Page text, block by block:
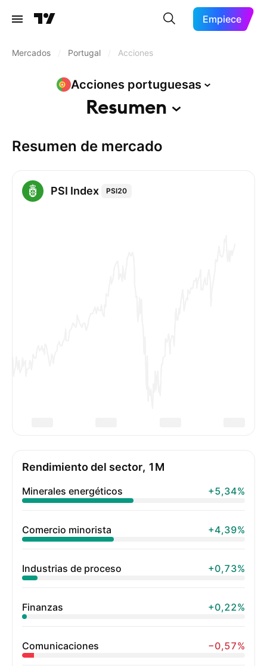
Empiece
Mercados Portugal Acciones
Acciones portuguesas
Resumen
Resumen de mercado
PSI Index PSI20
Rendimiento del sector, 1M
Minerales energéticos +5,34%
Comercio minorista +4,39%
Industrias de proceso +0,73%
Finanzas +0,22%
Comunicaciones −0,57%